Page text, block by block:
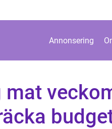
Annonsering